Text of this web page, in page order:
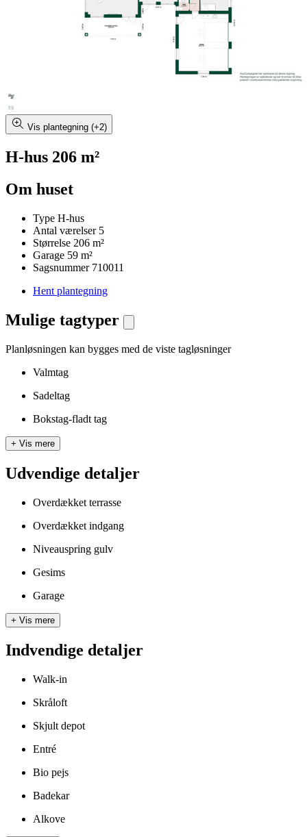
Vis plantegning (+2)
H-hus 206 m²
Om huset
Type H-hus
Antal værelser 5
Størrelse 206 m²
Garage 59 m²
Sagsnummer 710011
Hent plantegning
Mulige tagtyper
Planløsningen kan bygges med de viste tagløsninger
Valmtag
Sadeltag
Bokstag-fladt tag
+ Vis mere
Udvendige detaljer
Overdækket terrasse
Overdækket indgang
Niveauspring gulv
Gesims
Garage
+ Vis mere
Indvendige detaljer
Walk-in
Skråloft
Skjult depot
Entré
Bio pejs
Badekar
Alkove